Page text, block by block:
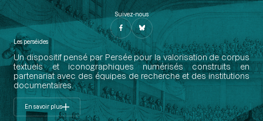
Suivez-nous
Les perséides
Un dispositif pensé par Persée pour la valorisation de corpus
textuels et iconographiques numérisés construits en
partenariat avec des équipes de recherche et des institutions
documentaires.
En savoir plus